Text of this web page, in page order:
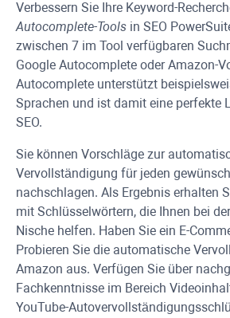
Verbessern Sie Ihre Keyword-
Autocomplete-Tools in SEO
zwischen 7 im Tool verfügbaren
Google Autocomplete oder Amazon-
Autocomplete unterstützt
Sprachen und ist damit eine perfekte
SEO.
Sie können Vorschläge zur
Vervollständigung für jeden
nachschlagen. Als Ergebnis erhalten
mit Schlüsselwörtern, die Ihnen bei
Nische helfen. Haben Sie ein E-
Probieren Sie die automatische
Amazon aus. Verfügen Sie über
Fachkenntnisse im Bereich
YouTube-